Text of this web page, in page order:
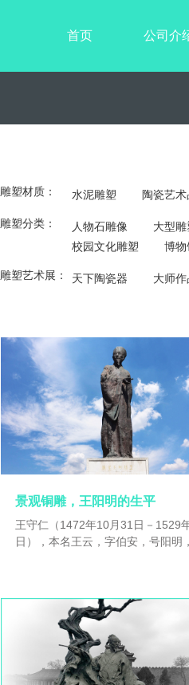
首页 公司介
雕塑材质： 水泥雕塑 陶瓷艺
雕塑分类： 人物石雕像 大型雕
校园文化雕塑
博物
雕塑艺术展： 天下陶瓷器 大师作
景观铜雕，王阳明的生平
王守仁（1472年10月31日－1529
日），本名王云，字伯安，号阳明
年），中进士，起家刑部主事，历
场驿丞、庐陵知县、右佥都御史、
抚、两广总督、南京兵部尚书、左
职，接连平定南赣、两广盗乱及朱
乱，获封新建伯，成为明代凭借军